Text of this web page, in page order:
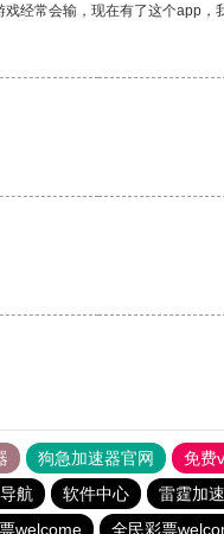
经常会输，现在有了这个app，
狗急加速器官网 免费
航 软件中心 雷霆加速
welcome 全民彩票